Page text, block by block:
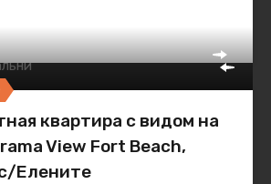
квартира с видом на
View Fort Beach,
Елените